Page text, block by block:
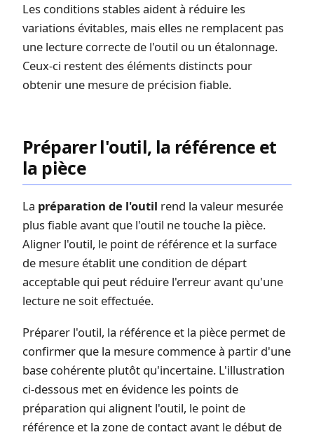
Les conditions stables aident à réduire les
variations évitables, mais elles ne remplacent pas
une lecture correcte de l'outil ou un étalonnage.
Ceux-ci restent des éléments distincts pour
obtenir une mesure de précision fiable.
Préparer l'outil, la référence et
la pièce
La préparation de l'outil rend la valeur mesurée
plus fiable avant que l'outil ne touche la pièce.
Aligner l'outil, le point de référence et la surface
de mesure établit une condition de départ
acceptable qui peut réduire l'erreur avant qu'une
lecture ne soit effectuée.
Préparer l'outil, la référence et la pièce permet de
confirmer que la mesure commence à partir d'une
base cohérente plutôt qu'incertaine. L'illustration
ci-dessous met en évidence les points de
préparation qui alignent l'outil, le point de
référence et la zone de contact avant le début de